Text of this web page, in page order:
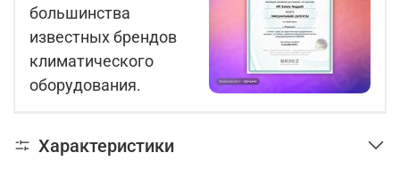
большинства
известных брендов
климатического
оборудования.
Характеристики